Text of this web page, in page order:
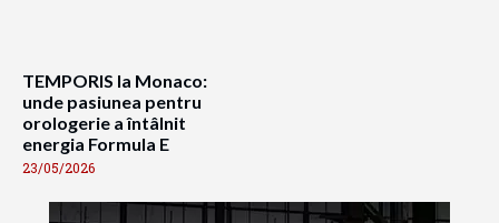
TEMPORIS la Monaco:
unde pasiunea pentru
orologerie a întâlnit
energia Formula E
23/05/2026